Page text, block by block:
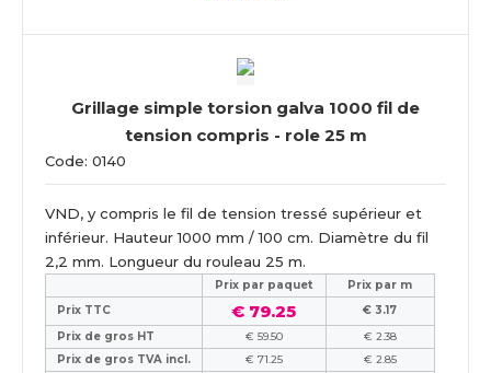
Grillage simple torsion galva 1000 fil de
tension compris - role 25 m
Code: 0140
VND, y compris le fil de tension tressé supérieur et
inférieur. Hauteur 1000 mm / 100 cm. Diamètre du fil
2,2 mm. Longueur du rouleau 25 m.
Prix ​​par paquet
Prix par m
Prix TTC
€ 79.25
€ 3.17
Prix de gros HT
€ 59.50
€ 2.38
Prix de gros TVA incl.
€ 71.25
€ 2.85